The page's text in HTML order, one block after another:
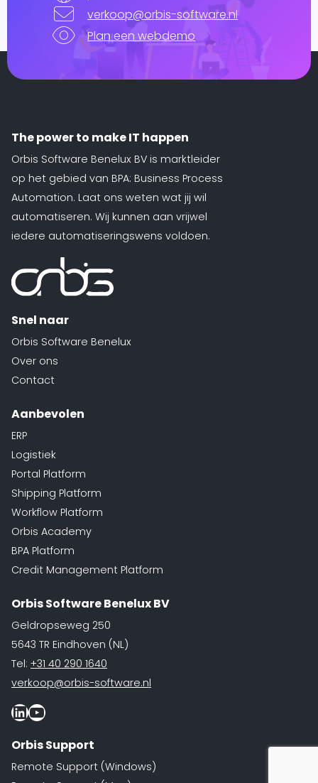
verkoop@orbis-software.nl
Plan een webdemo
The power to make IT happen
Orbis Software Benelux BV is marktleider
op het gebied van BPA: Business Process
Automation. Laat ons weten wat jij wil
automatiseren. Wij kunnen aan vrijwel
iedere automatiseringswens voldoen.
Snel naar
Orbis Software Benelux
Over ons
Contact
Aanbevolen
ERP
Logistiek
Portal Platform
Shipping Platform
Workflow Platform
Orbis Academy
BPA Platform
Credit Management Platform
Orbis Software Benelux BV
Geldropseweg 250
5643 TR Eindhoven (NL)
Tel: +31 40 290 1640
verkoop@orbis-software.nl
LinkedIn
Youtube
Orbis Support
Remote Support (Windows)